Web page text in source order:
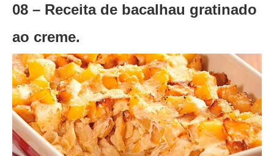
08 – Receita de bacalhau gratinado
ao creme.